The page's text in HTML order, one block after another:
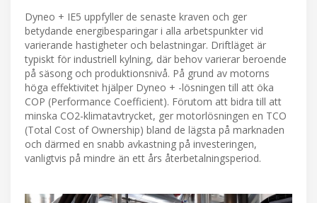
Dyneo + IE5 uppfyller de senaste kraven och ger
betydande energibesparingar i alla arbetspunkter vid
varierande hastigheter och belastningar. Driftläget är
typiskt för industriell kylning, där behov varierar beroende
på säsong och produktionsnivå. På grund av motorns
höga effektivitet hjälper Dyneo + -lösningen till att öka
COP (Performance Coefficient). Förutom att bidra till att
minska CO2-klimatavtrycket, ger motorlösningen en TCO
(Total Cost of Ownership) bland de lägsta på marknaden
och därmed en snabb avkastning på investeringen,
vanligtvis på mindre än ett års återbetalningsperiod.